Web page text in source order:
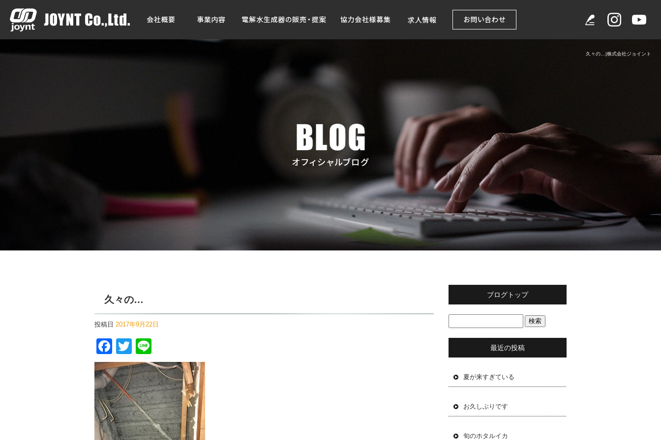
久々の…|株式会社ジョイント
久々の…
投稿日 2017年9月22日
Facebook
Twitter
ブログトップ
最近の投稿
夏が来すぎている
お久しぶりです
旬のホタルイカ